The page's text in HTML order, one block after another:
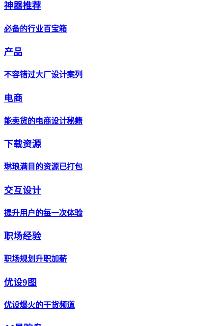
神器推荐
必备的行业百宝箱
产品
不容错过大厂设计案列
电商
能卖货的电商设计秘籍
下载资源
琳琅满目的资源已打包
交互设计
提升用户的每一次体验
职场经验
职场规划升职加薪
优设9图
优设爆火的干货频道